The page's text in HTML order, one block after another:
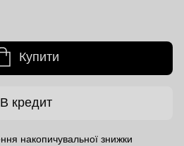
Купити
В кредит
накопичувальної знижки